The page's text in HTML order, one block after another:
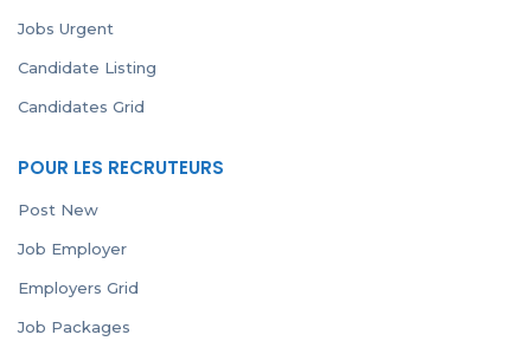
Jobs Urgent
Candidate Listing
Candidates Grid
POUR LES RECRUTEURS
Post New
Job Employer
Employers Grid
Job Packages